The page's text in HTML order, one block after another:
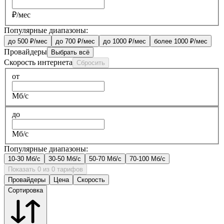
₽/мес
Популярные диапазоны:
до 500 ₽/мес до 700 ₽/мес до 1000 ₽/мес более 1000 ₽/мес
Провайдеры Выбрать всё
Скорость интернета Сбросить
от
Мб/с
до
Мб/с
Популярные диапазоны:
10-30 Мб/с 30-50 Мб/с 50-70 Мб/с
70-100 Мб/с
Показать 0 из 0 тарифов
Провайдеры
Цена
Скорость
Сортировка